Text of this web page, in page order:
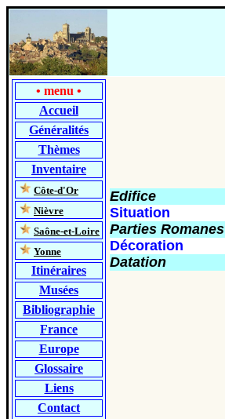
• menu •
Accueil
Généralités
Thèmes
Inventaire
Côte-d'Or
Nièvre
Saône-et-Loire
Yonne
Itinéraires
Musées
Bibliographie
France
Europe
Glossaire
Liens
Contact
Edifice
Situation
Parties Romanes
Décoration
Datation